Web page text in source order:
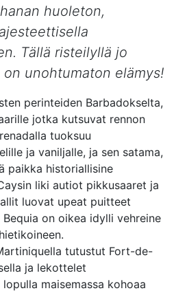
huoleton,
Tällä risteilyllä jo
unohtumaton elämys!
perinteiden Barbadokselta,
jotka kutsuvat rennon
tuoksuu
ja vaniljalle, ja sen satama,
paikka historiallisine
liki autiot pikkusaaret ja
luovat upeat puitteet
on oikea idylli vehreine
tutustut Fort-de-
ja lekottelet
maisemassa kohoaa